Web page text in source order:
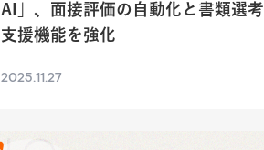
AI」、面接評価の自動化と書類選考
支援機能を強化
2025.11.27